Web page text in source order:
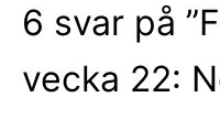
6 svar på ”
vecka 22: